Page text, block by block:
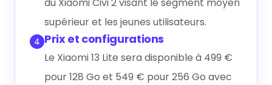
du Xiaomi Civi 2 visant le segment moyen
supérieur et les jeunes utilisateurs.
4 Prix et configurations
Le Xiaomi 13 Lite sera disponible à 499 €
pour 128 Go et 549 € pour 256 Go avec